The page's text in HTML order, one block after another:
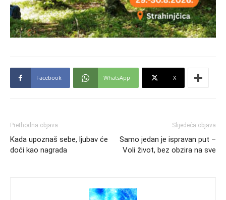
Facebook WhatsApp X
Prethodna objava
Kada upoznaš sebe, ljubav će
doći kao nagrada
Slijedeća objava
Samo jedan je ispravan put –
Voli život, bez obzira na sve